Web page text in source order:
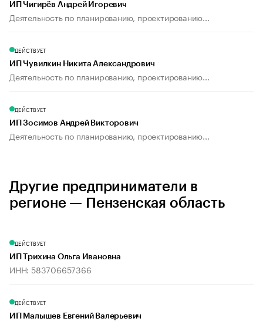
ИП Чигирёв Андрей Игоревич
Деятельность по планированию, проектированию...
ДЕЙСТВУЕТ
ИП Чувилкин Никита Александрович
Деятельность по планированию, проектированию...
ДЕЙСТВУЕТ
ИП Зосимов Андрей Викторович
Деятельность по планированию, проектированию...
Другие предприниматели в
регионе — Пензенская область
ДЕЙСТВУЕТ
ИП Трихина Ольга Ивановна
ИНН: 583706657366
ДЕЙСТВУЕТ
ИП Малышев Евгений Валерьевич